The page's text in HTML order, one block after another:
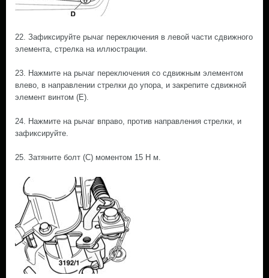
22. Зафиксируйте рычаг переключения в левой части сдвижного
элемента, стрелка на иллюстрации.
23. Нажмите на рычаг переключения со сдвижным элементом
влево, в направлении стрелки до упора, и закрепите сдвижной
элемент винтом (Е).
24. Нажмите на рычаг вправо, против направления стрелки, и
зафиксируйте.
25. Затяните болт (С) моментом 15 Н м.